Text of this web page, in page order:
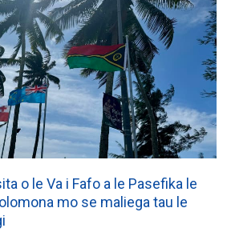
o le Va i Fafo a le Pasefika le
mo se maliega tau le